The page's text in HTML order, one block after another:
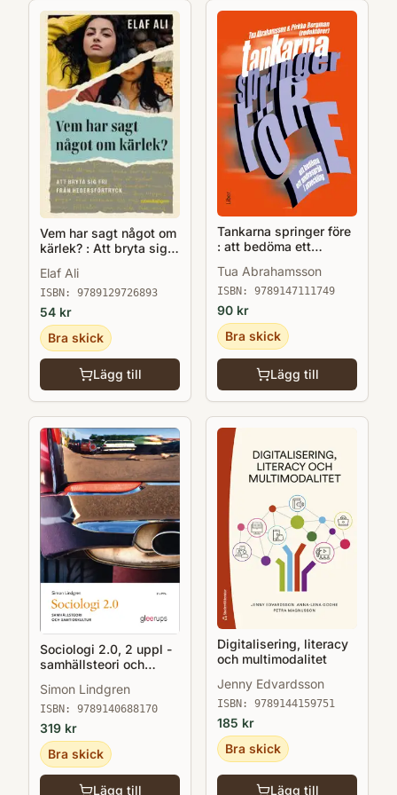
Vem har sagt något om
kärlek? : Att bryta sig
Elaf Ali
ISBN: 9789129726893
54 kr
Bra skick
Lägg till
Tankarna springer före
: att bedöma ett
Tua Abrahamsson
ISBN: 9789147111749
90 kr
Bra skick
Lägg till
Sociologi 2.0, 2 uppl -
samhällsteori och
Simon Lindgren
ISBN: 9789140688170
319 kr
Bra skick
Lägg till
Digitalisering, literacy
och multimodalitet
Jenny Edvardsson
ISBN: 9789144159751
185 kr
Bra skick
Lägg till